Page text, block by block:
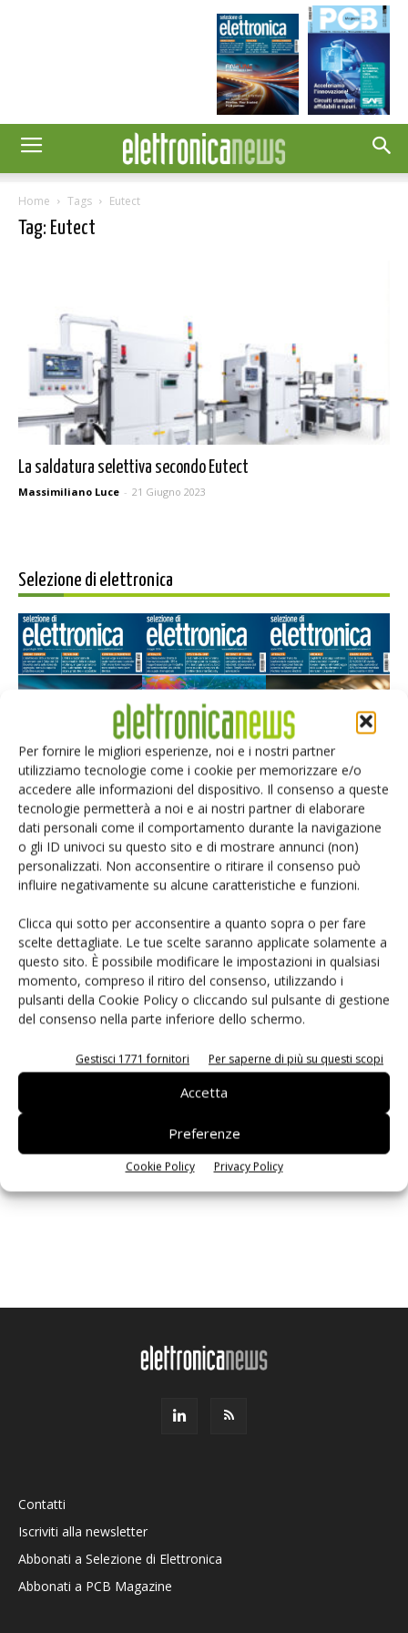
Per fornire le migliori esperienze, noi e i nostri partner
utilizziamo tecnologie come i cookie per memorizzare e/o
accedere alle informazioni del dispositivo. Il consenso a queste
tecnologie permetterà a noi e ai nostri partner di elaborare
dati personali come il comportamento durante la navigazione
o gli ID univoci su questo sito e di mostrare annunci (non)
personalizzati. Non acconsentire o ritirare il consenso può
influire negativamente su alcune caratteristiche e funzioni.
Clicca qui sotto per acconsentire a quanto sopra o per fare
scelte dettagliate. Le tue scelte saranno applicate solamente a
questo sito. È possibile modificare le impostazioni in qualsiasi
momento, compreso il ritiro del consenso, utilizzando i
pulsanti della Cookie Policy o cliccando sul pulsante di gestione
del consenso nella parte inferiore dello schermo.
Gestisci 1771 fornitori Per saperne di più su questi scopi
Accetta
Preferenze
Cookie Policy Privacy Policy
Home Tags Eutect
Tag: Eutect
La saldatura selettiva secondo Eutect
Massimiliano Luce - 21 Giugno 2023
Selezione di elettronica
Edicola web
PCB Magazine
Edicola web
ISCRIVITI ALLA NEWSLETTER
Contatti
Iscriviti alla newsletter
Abbonati a Selezione di Elettronica
Abbonati a PCB Magazine